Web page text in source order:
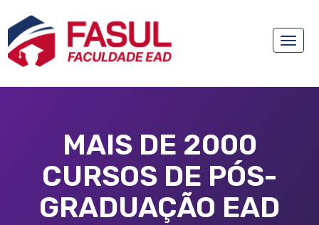
Toggle
MAIS DE 2000
CURSOS DE PÓS-
GRADUAÇÃO EAD